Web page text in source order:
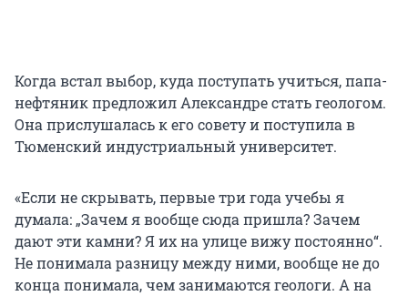
Когда встал выбор, куда поступать учиться, папа-
нефтяник предложил Александре стать геологом.
Она прислушалась к его совету и поступила в
Тюменский индустриальный университет.
«Если не скрывать, первые три года учебы я
думала: „Зачем я вообще сюда пришла? Зачем
дают эти камни? Я их на улице вижу постоянно“.
Не понимала разницу между ними, вообще не до
конца понимала, чем занимаются геологи. А на